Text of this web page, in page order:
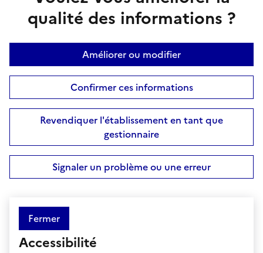
qualité des informations ?
Améliorer ou modifier
Confirmer ces informations
Revendiquer l'établissement en tant que
gestionnaire
Signaler un problème ou une erreur
Fermer
Accessibilité